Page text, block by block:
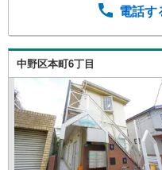
情報もしっかりご説
指定の場所まで送迎
金計画、購入後のこ
いたします！〇土日
帯でもご案内いたし
問合せください！【
曜日）】お問い合わ
電話す
中野区本町6丁目